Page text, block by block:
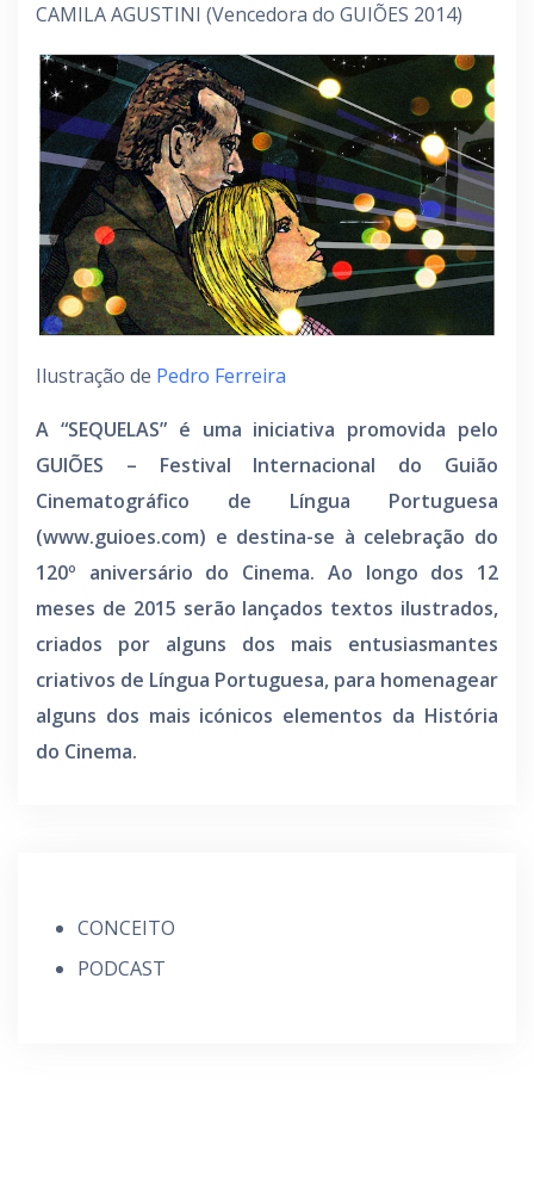
CAMILA AGUSTINI (Vencedora do GUIÕES 2014)
Ilustração de Pedro Ferreira
A “SEQUELAS” é uma iniciativa promovida pelo
GUIÕES – Festival Internacional do Guião
Cinematográfico de Língua Portuguesa
(www.guioes.com) e destina-se à celebração do
120º aniversário do Cinema. Ao longo dos 12
meses de 2015 serão lançados textos ilustrados,
criados por alguns dos mais entusiasmantes
criativos de Língua Portuguesa, para homenagear
alguns dos mais icónicos elementos da História
do Cinema.
CONCEITO
PODCAST